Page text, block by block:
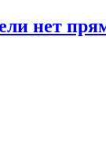
нет